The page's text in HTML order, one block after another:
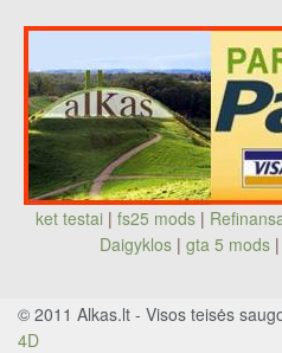
ket testai | fs25 mods|
Daigyklos| gta 5 mods |
© 2011 Alkas.lt - Visos teisės
4D